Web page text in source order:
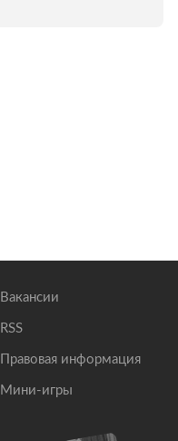
Вакансии
RSS
Правовая информация
Мини-игры